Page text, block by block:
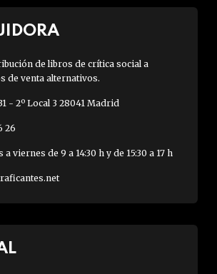
de libros de crítica social a
de venta alternativos.
- 2º Local 3 28041 Madrid
26
viernes de 9 a 14:30 h y de 15:30 a 17 h